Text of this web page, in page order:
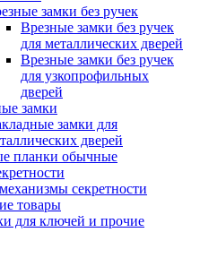
замки без ручек
Врезные замки без ручек
для металлических дверей
Врезные замки без ручек
для узкопрофильных
дверей
замки
замки для
дверей
планки обычные
секретности
товары
для ключей и прочие